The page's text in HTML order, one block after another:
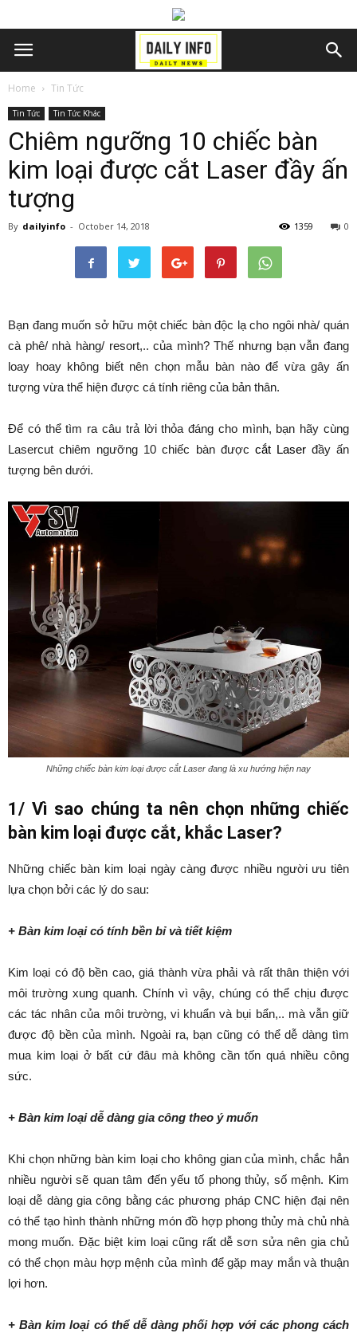
Home Tin Tức
Tin Tức Tin Tức Khác
Chiêm ngưỡng 10 chiếc bàn
kim loại được cắt Laser đầy ấn
tượng
By dailyinfo - October 14, 2018 0
1359
Bạn đang muốn sở hữu một chiếc bàn độc lạ cho ngôi nhà/ quán
cà phê/ nhà hàng/ resort,.. của mình? Thế nhưng bạn vẫn đang
loay hoay không biết nên chọn mẫu bàn nào để vừa gây ấn
tượng vừa thể hiện được cá tính riêng của bản thân.
Để có thể tìm ra câu trả lời thỏa đáng cho mình, bạn hãy cùng
Lasercut chiêm ngưỡng 10 chiếc bàn được cắt Laserđầy ấn
tượng bên dưới.
Những chiếc bàn kim loại được cắt Laser đang là xu hướng hiện nay
1/ Vì sao chúng ta nên chọn những chiếc
bàn kim loại được cắt, khắc Laser?
Những chiếc bàn kim loại ngày càng được nhiều người ưu tiên
lựa chọn bởi các lý do sau:
+ Bàn kim loại có tính bền bỉ và tiết kiệm
Kim loại có độ bền cao, giá thành vừa phải và rất thân thiện với
môi trường xung quanh. Chính vì vậy, chúng có thể chịu được
các tác nhân của môi trường, vi khuẩn và bụi bẩn,.. mà vẫn giữ
được độ bền của mình. Ngoài ra, bạn cũng có thể dễ dàng tìm
mua kim loại ở bất cứ đâu mà không cần tốn quá nhiều công
sức.
+ Bàn kim loại dễ dàng gia công theo ý muốn
Khi chọn những bàn kim loại cho không gian của mình, chắc hẳn
nhiều người sẽ quan tâm đến yếu tố phong thủy, số mệnh. Kim
loại dễ dàng gia công bằng các phương pháp CNC hiện đại nên
có thể tạo hình thành những món đồ hợp phong thủy mà chủ nhà
mong muốn. Đặc biệt kim loại cũng rất dễ sơn sửa nên gia chủ
có thể chọn màu hợp mệnh của mình để gặp may mắn và thuận
lợi hơn.
+ Bàn kim loại có thể dễ dàng phối hợp với các phong cách